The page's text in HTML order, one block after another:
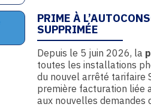
PRIME À
SUPPRIMÉE
Depuis le 5 juin 2026, la
toutes les installations
du nouvel arrêté tarifaire
première facturation liée
aux nouvelles demandes